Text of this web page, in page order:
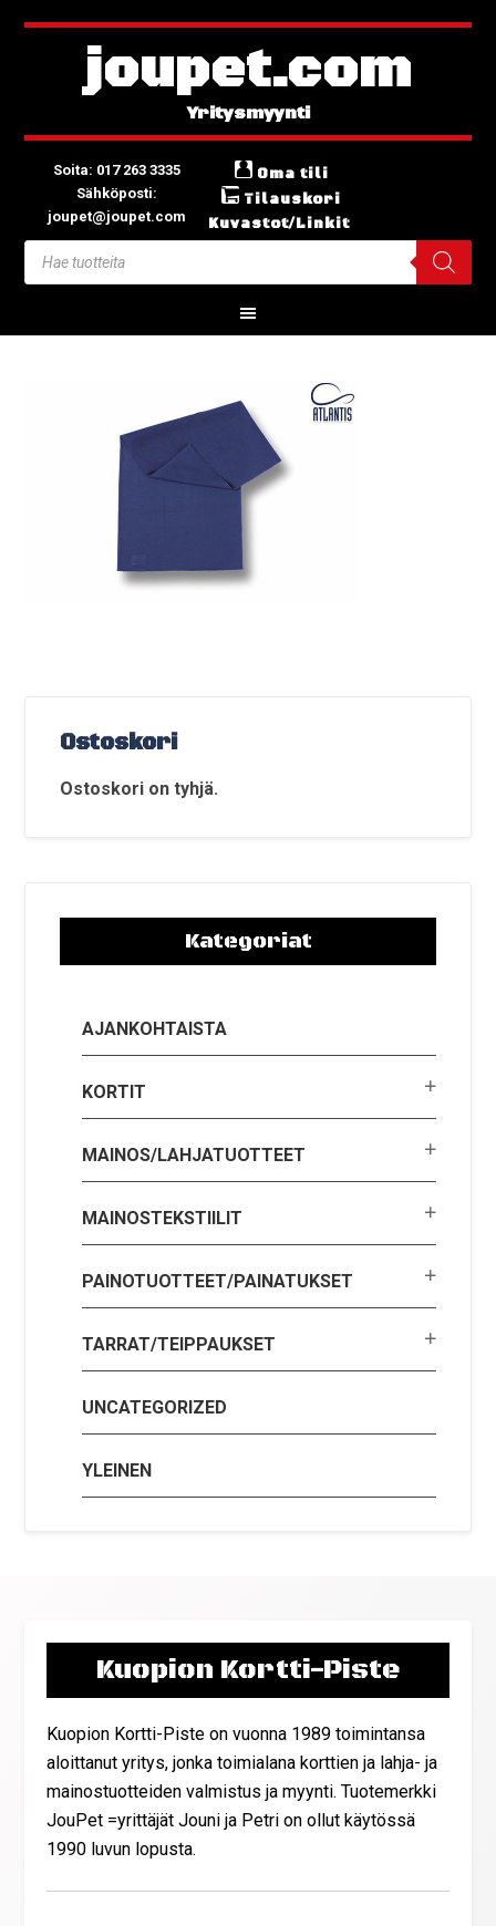
joupet.com
Soita: 017 263 3335
Sähköposti:
joupet@joupet.com
Oma tili
Tilauskori
Kuvastot/Linkit
Ostoskori
Ostoskori on tyhjä.
Kategoriat
AJANKOHTAISTA
KORTIT
MAINOS/LAHJATUOTTEET
MAINOSTEKSTIILIT
PAINOTUOTTEET/PAINATUKSET
TARRAT/TEIPPAUKSET
UNCATEGORIZED
YLEINEN
Kuopion Kortti-Piste
Kuopion Kortti-Piste on vuonna 1989 toimintansa
aloittanut yritys, jonka toimialana korttien ja lahja- ja
mainostuotteiden valmistus ja myynti. Tuotemerkki
JouPet =yrittäjät Jouni ja Petri on ollut käytössä
1990 luvun lopusta.